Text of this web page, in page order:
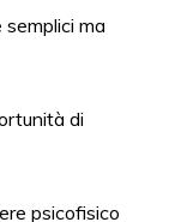
ma
di
psicofisico